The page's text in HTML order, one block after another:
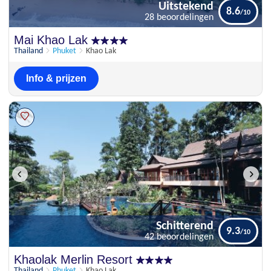
Mai Khao Lak
Thailand Phuket Khao Lak
Uitstekend
28 beoordelingen
8.6
Info & prijzen
Schitterend
Khaolak Merlin Resort
Schitterend
42 beoordelingen
9.3